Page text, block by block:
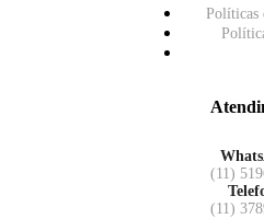
Políticas
(11)
(11)